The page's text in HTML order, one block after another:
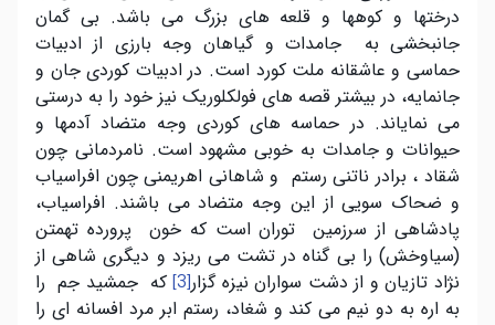
درختها و کوهها و قلعه های بزرگ می باشد. بی گمان
جانبخشی به جامدات و گیاهان وجه بارزی از ادبیات
حماسی و عاشقانه ملت کورد است. در ادبیات کوردی جان و
جانمایه، در بیشتر قصه های فولکلوریک نیز خود را به درستی
می نمایاند. در حماسه های کوردی وجه متضاد آدمها و
حیوانات و جامدات به خوبی مشهود است. نامردمانی چون
شقاد ، برادر ناتنی رستم و شاهانی اهریمنی چون افراسیاب
و ضحاک سویی از این وجه متضاد می باشند. افراسیاب،
پادشاهی از سرزمین توران است که خون پرورده تهمتن
(سیاوخش) را بی گناه در تشت می ریزد و دیگری شاهی از
نژاد تازیان و از دشت سواران نیزه گزار[3] که جمشید جم را
به اره به دو نیم می کند و شغاد، رستم ابر مرد افسانه ای را